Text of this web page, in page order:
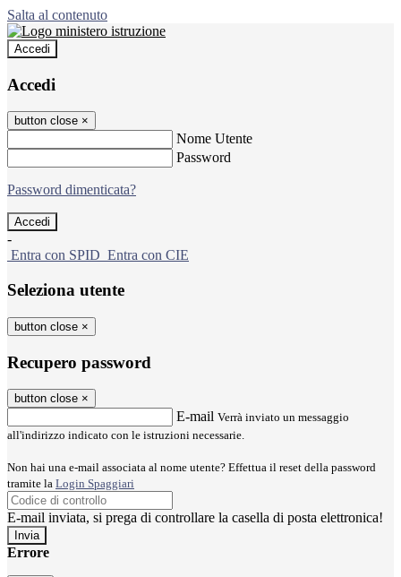
Salta al contenuto
Accedi
Accedi
button close ×
Nome Utente
Password
Password dimenticata?
-
Entra con SPID Entra con CIE
Seleziona utente
button close ×
Recupero password
button close ×
E-mail Verrà inviato un messaggio
all'indirizzo indicato con le istruzioni necessarie.
Non hai una e-mail associata al nome utente? Effettua il reset della password
tramite la Login Spaggiari
E-mail inviata, si prega di controllare la casella di posta elettronica!
Errore